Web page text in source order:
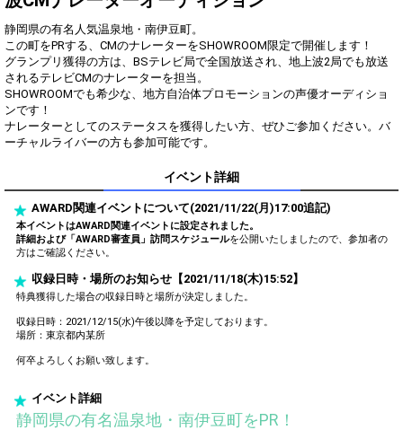
Gifting
Throw gifts to the stage and join
the live performance.
First, try throwing free Stars
(once a day)! You can also charge
Show Gold to purchase gifts
(available from 1 JPY)! When you
continue to send gifts to the
performer(s), the performer's
To cheer on performers, you can
send them gifts.
To send performers paid items,
you must use Show Gold.
Comments
You can post comments. Please
refrain from posting comments
other users.
Close
静岡県の有名人気温泉地・南伊豆町。
この町をPRする、CMのナレーターをSHOWROOM限定で開催します！
グランプリ獲得の方は、BSテレビ局で全国放送され、地上波2局でも放送
されるテレビCMのナレーターを担当。
SHOWROOMでも希少な、地方自治体プロモーションの声優オーディショ
ンです！
ナレーターとしてのステータスを獲得したい方、ぜひご参加ください。バ
ーチャルライバーの方も参加可能です。
イベント詳細
AWARD関連イベントについて(2021/11/22(月)17:00追記)
本イベントはAWARD関連イベントに設定されました。
詳細および「AWARD審査員」訪問スケジュールを公開いたしましたので、参加者の
方はご確認ください。
収録日時・場所のお知らせ【2021/11/18(木)15:52】
特典獲得した場合の収録日時と場所が決定しました。
収録日時：2021/12/15(水)午後以降を予定しております。
場所：東京都内某所
何卒よろしくお願い致します。
イベント詳細
静岡県の有名温泉地・南伊豆町をPR！